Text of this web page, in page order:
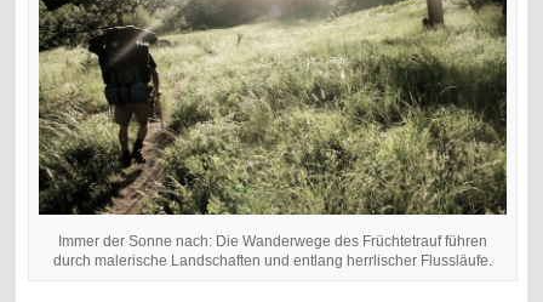
Immer der Sonne nach: Die Wanderwege des Früchtetrauf führen
durch malerische Landschaften und entlang herrlischer Flussläufe.